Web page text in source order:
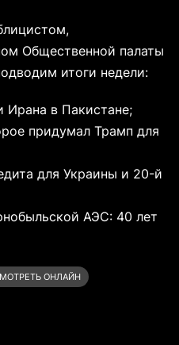
Общественной палаты
итоги недели:
в Пакистане;
придумал Трамп для
для Украины и 20-й
АЭС: 40 лет
ОНЛАЙН